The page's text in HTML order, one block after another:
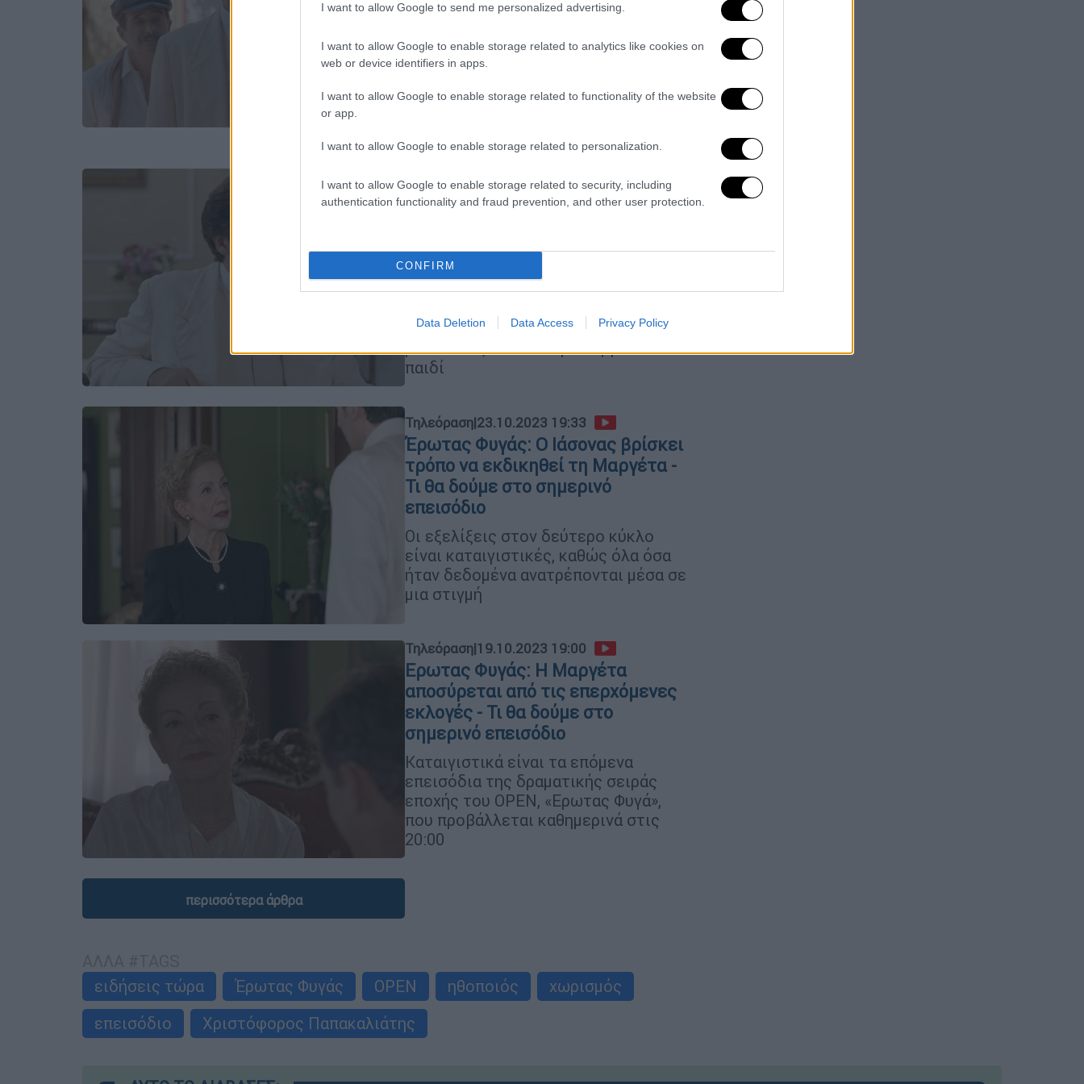
I want to allow Google to send me personalized advertising.
I want to allow Google to enable storage related to analytics like cookies on
web or device identifiers in apps.
I want to allow Google to enable storage related to functionality of the website
or app.
I want to allow Google to enable storage related to personalization.
I want to allow Google to enable storage related to security, including
authentication functionality and fraud prevention, and other user protection.
CONFIRM
Data Deletion Data Access Privacy Policy
Ο Στέφανος και η Μαργέτα
προσπαθούν να πείσουν τον Μάρκο
και τον Ιάσονα αντίστοιχα να βρουν
Τηλεόραση 24.10.2023 16:04
Έρωτας Φυγάς: Ο Μάρκος κι ο
σημερινό επεισόδιο
Ο Στέφανος και η Μαργέτα
και τον Ιάσονα αντίστοιχα να βρουν
μία κοινώς αποδεκτή λύση για το
παιδί
Τηλεόραση|23.10.2023 19:33
Έρωτας Φυγάς: Ο Ιάσονας βρίσκει
τρόπο να εκδικηθεί τη Μαργέτα -
Τι θα δούμε στο σημερινό
επεισόδιο
Οι εξελίξεις στον δεύτερο κύκλο
είναι καταιγιστικές, καθώς όλα όσα
ήταν δεδομένα ανατρέπονται μέσα σε
μια στιγμή
Τηλεόραση|19.10.2023 19:00
Ερωτας Φυγάς: Η Μαργέτα
αποσύρεται από τις επερχόμενες
εκλογές - Τι θα δούμε στο
σημερινό επεισόδιο
Καταιγιστικά είναι τα επόμενα
επεισόδια της δραματικής σειράς
εποχής του OPEN, «Ερωτας Φυγά»,
που προβάλλεται καθημερινά στις
20:00
περισσότερα άρθρα
ειδήσεις τώρα
Έρωτας Φυγάς OPEN ηθοποιός
χωρισμός
επεισόδιο
Χριστόφορος Παπακαλιάτης